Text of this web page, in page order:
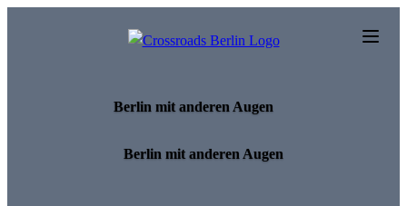
Berlin mit anderen Augen
Berlin mit anderen Augen